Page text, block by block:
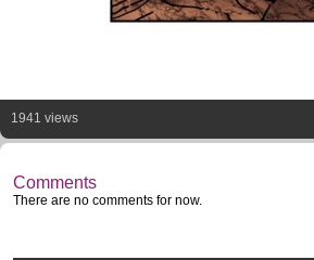
1941 views
Comments
There are no comments for now.